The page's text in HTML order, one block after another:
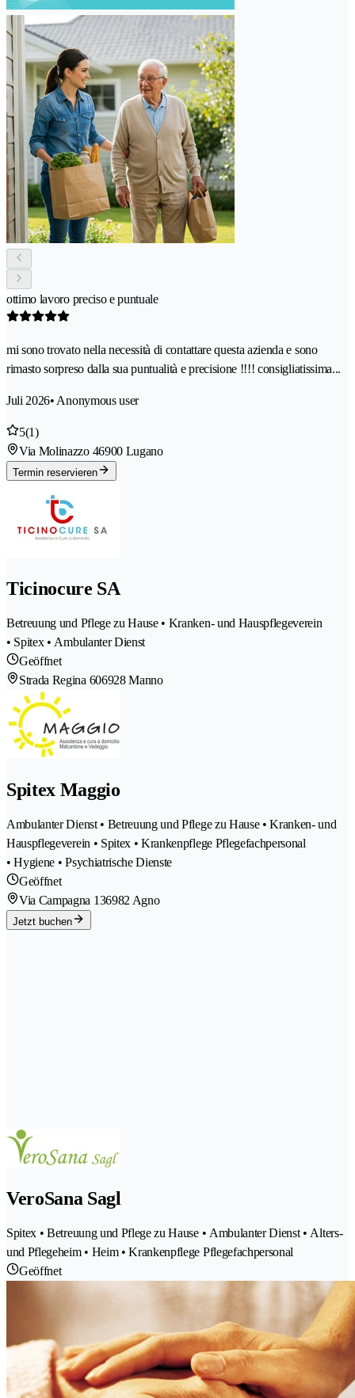
ottimo lavoro preciso e puntuale
mi sono trovato nella necessità di contattare questa azienda e sono
rimasto sorpreso dalla sua puntualità e precisione !!!! consigliatissima...
Juli 2026• Anonymous user
5(1)
Via Molinazzo 46900 Lugano
Termin reservieren
Ticinocure SA
Betreuung und Pflege zu Hause • Kranken- und Hauspflegeverein
• Spitex • Ambulanter Dienst
Geöffnet
Strada Regina 606928 Manno
Spitex Maggio
Ambulanter Dienst • Betreuung und Pflege zu Hause • Kranken- und
Hauspflegeverein • Spitex • Krankenpflege Pflegefachpersonal
• Hygiene • Psychiatrische Dienste
Geöffnet
Via Campagna 136982 Agno
Jetzt buchen
VeroSana Sagl
Spitex • Betreuung und Pflege zu Hause • Ambulanter Dienst • Alters-
und Pflegeheim • Heim • Krankenpflege Pflegefachpersonal
Geöffnet